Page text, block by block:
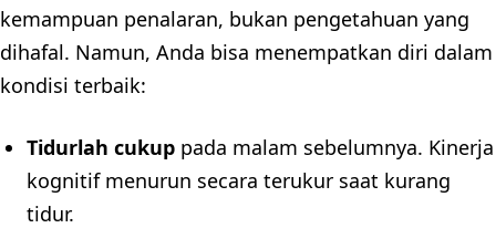
kemampuan penalaran, bukan pengetahuan yang
dihafal. Namun, Anda bisa menempatkan diri dalam
kondisi terbaik:
Tidurlah cukup pada malam sebelumnya. Kinerja
kognitif menurun secara terukur saat kurang
tidur.